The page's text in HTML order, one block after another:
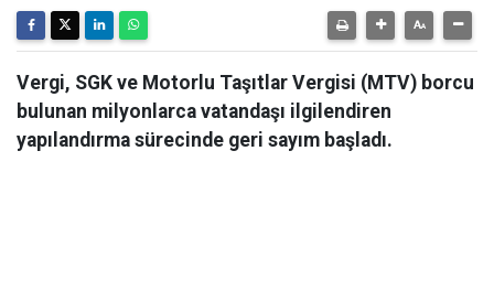
Vergi, SGK ve Motorlu Taşıtlar Vergisi (MTV) borcu
bulunan milyonlarca vatandaşı ilgilendiren
yapılandırma sürecinde geri sayım başladı.